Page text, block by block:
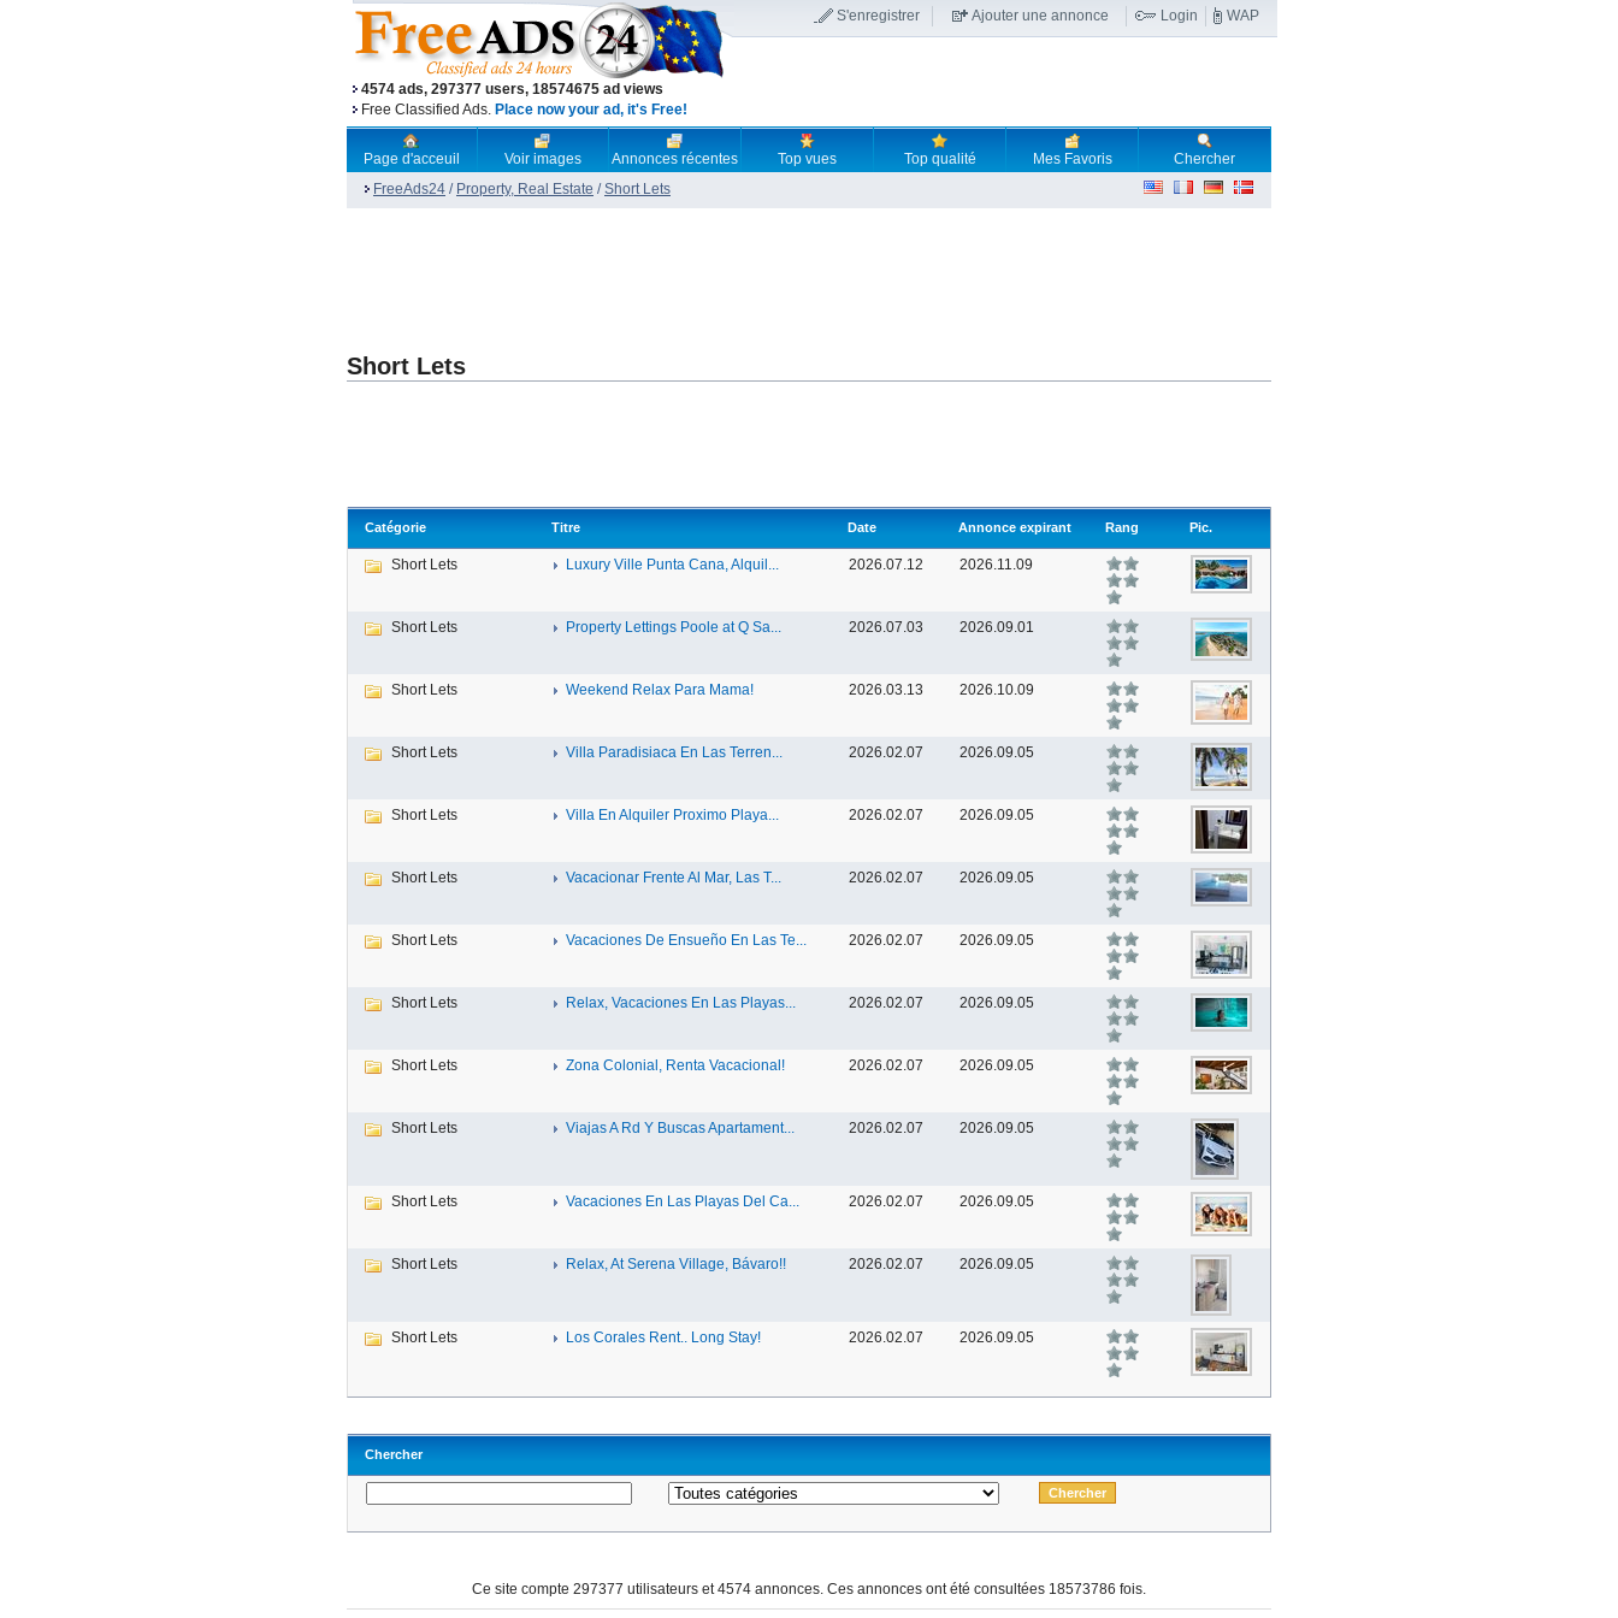
4574 ads, 297377 users, 18574675 ad views
Free Classified Ads. Place now your ad, it's Free!
S'enregistrer Ajouter une annonce Login WAP
Page d'acceuil Voir images Annonces récentes Top vues Top qualité Mes Favoris
Chercher
FreeAds24 / Property, Real Estate /Short Lets
Short Lets
Catégorie Titre Date Annonce expirant Rang Pic.
Short Lets Luxury Ville Punta Cana, Alquil... 2026.07.12 2026.11.09
Short Lets Property Lettings Poole at Q Sa... 2026.07.03 2026.09.01
Short Lets Weekend Relax Para Mama! 2026.03.13 2026.10.09
Short Lets Villa Paradisiaca En Las Terren... 2026.02.07 2026.09.05
Short Lets Villa En Alquiler Proximo Playa... 2026.02.07 2026.09.05
Short Lets Vacacionar Frente Al Mar, Las T... 2026.02.07 2026.09.05
Short Lets Vacaciones De Ensueño En Las Te... 2026.02.07 2026.09.05
Short Lets Relax, Vacaciones En Las Playas... 2026.02.07 2026.09.05
Short Lets Zona Colonial, Renta Vacacional! 2026.02.07 2026.09.05
Short Lets Viajas A Rd Y Buscas Apartament... 2026.02.07 2026.09.05
Short Lets Vacaciones En Las Playas Del Ca... 2026.02.07 2026.09.05
Short Lets Relax, At Serena Village, Bávaro!! 2026.02.07 2026.09.05
Short Lets Los Corales Rent.. Long Stay! 2026.02.07 2026.09.05
Chercher
Ce site compte 297377 utilisateurs et 4574 annonces. Ces annonces ont été consultées 18573786 fois.